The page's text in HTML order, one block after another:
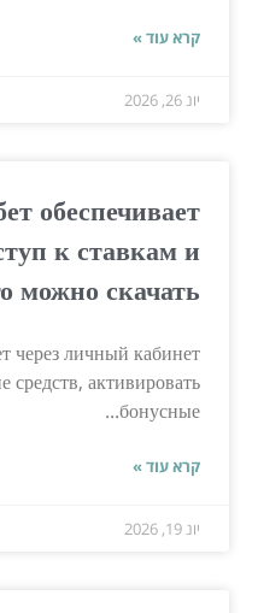
קרא עוד »
יונ 26, 2026
обеспечивает
к ставкам и
можно скачать.
через личный кабинет
средств, активировать
бонусные...
קרא עוד »
יונ 19, 2026